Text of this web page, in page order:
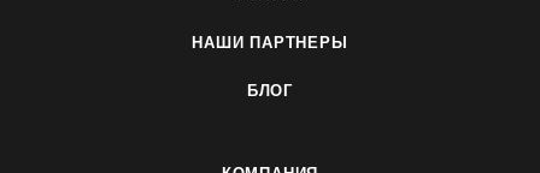
НАШИ ПАРТНЕРЫ
БЛОГ